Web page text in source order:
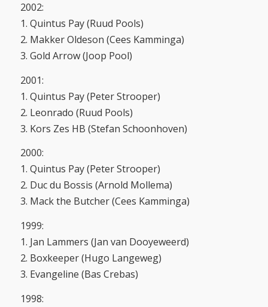
2002:
1. Quintus Pay (Ruud Pools)
2. Makker Oldeson (Cees Kamminga)
3. Gold Arrow (Joop Pool)
2001:
1. Quintus Pay (Peter Strooper)
2. Leonrado (Ruud Pools)
3. Kors Zes HB (Stefan Schoonhoven)
2000:
1. Quintus Pay (Peter Strooper)
2. Duc du Bossis (Arnold Mollema)
3. Mack the Butcher (Cees Kamminga)
1999:
1. Jan Lammers (Jan van Dooyeweerd)
2. Boxkeeper (Hugo Langeweg)
3. Evangeline (Bas Crebas)
1998: